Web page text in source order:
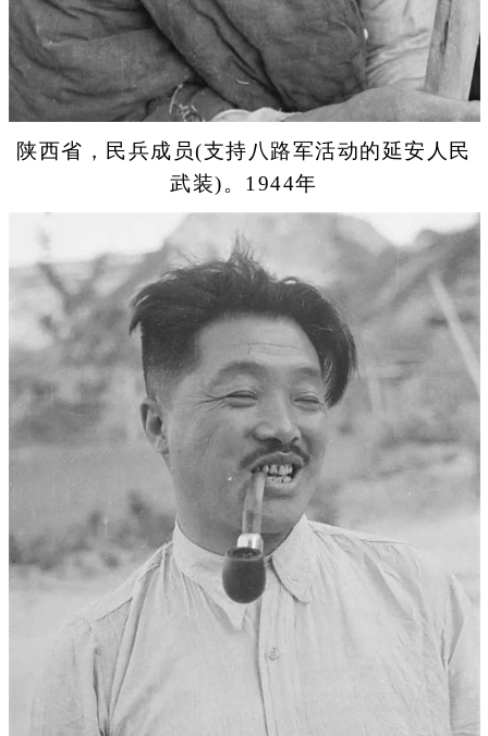
陕西省，民兵成员(支持八路军活动的延安人民
武装)。1944年